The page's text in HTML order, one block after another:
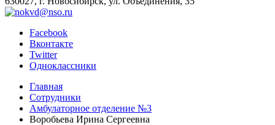
Facebook
Вконтакте
Twitter
Одноклассники
Главная
Сотрудники
Амбулаторное отделение №3
Воробьева Ирина Сергеевна